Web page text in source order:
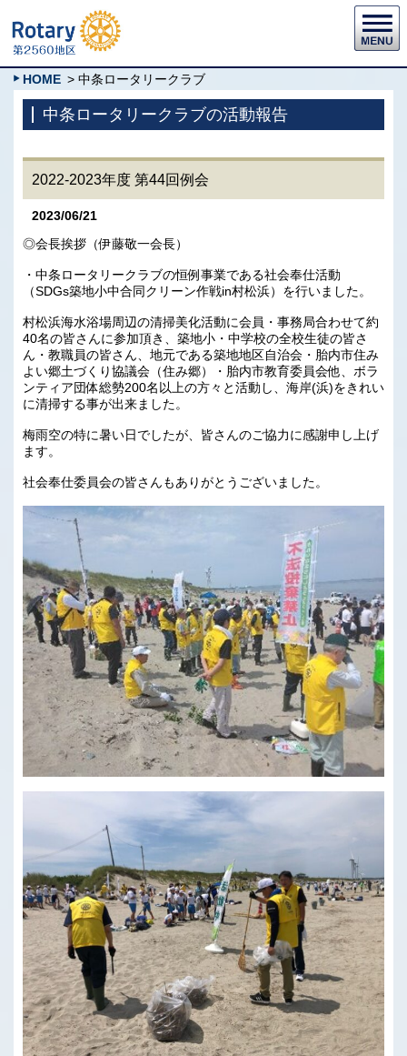
HOME > 中条ロータリークラブ
中条ロータリークラブの活動報告
2022-2023年度 第44回例会
2023/06/21
◎会長挨拶（伊藤敬一会長）
・中条ロータリークラブの恒例事業である社会奉仕活動
（SDGs築地小中合同クリーン作戦in村松浜）を行いました。
村松浜海水浴場周辺の清掃美化活動に会員・事務局合わせて約
40名の皆さんに参加頂き、築地小・中学校の全校生徒の皆さ
ん・教職員の皆さん、地元である築地地区自治会・胎内市住み
よい郷土づくり協議会（住み郷）・胎内市教育委員会他、ボラ
ンティア団体総勢200名以上の方々と活動し、海岸(浜)をきれい
に清掃する事が出来ました。
梅雨空の特に暑い日でしたが、皆さんのご協力に感謝申し上げ
ます。
社会奉仕委員会の皆さんもありがとうございました。